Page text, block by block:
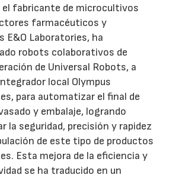
el fabricante de microcultivos
farmacéuticos y
E&O Laboratories, ha
robots colaborativos de
de Universal Robots, a
local Olympus
para automatizar el final de
y embalaje, logrando
la seguridad, precisión y rapidez
de este tipo de productos
Esta mejora de la eficiencia y
se ha traducido en un